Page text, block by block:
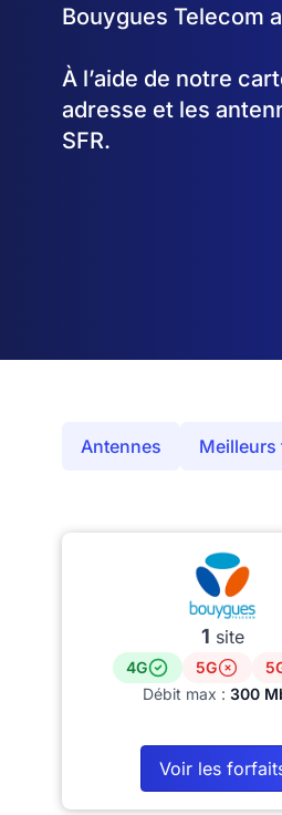
Bouygues Telecom
À l’aide de notre
adresse et les
SFR.
Antennes
1 site
4G 5G
Débit max : 300
Voir les